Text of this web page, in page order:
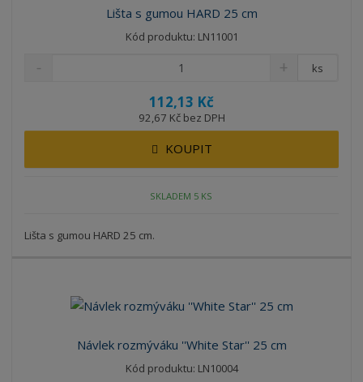
Lišta s gumou HARD 25 cm
Kód produktu: LN11001
112,13 Kč
92,67 Kč bez DPH
ks
KOUPIT
SKLADEM 5 KS
Lišta s gumou HARD 25 cm.
Návlek rozmýváku ''White Star'' 25 cm
Kód produktu: LN10004